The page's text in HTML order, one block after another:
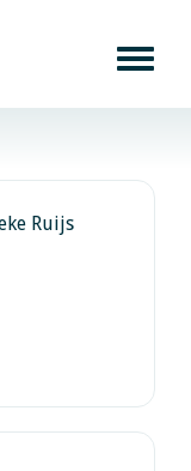
Ruijs